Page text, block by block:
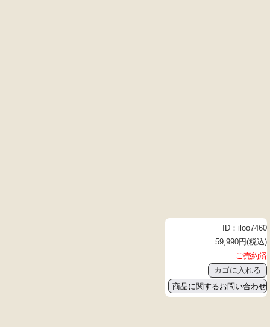
ID：iloo7460
59,990円(税込)
ご売約済
商品に関するお問い合わせ